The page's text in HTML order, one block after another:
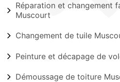
Réparation et changement
Muscourt
Changement de tuile
Peinture et décapage de
Démoussage de toiture